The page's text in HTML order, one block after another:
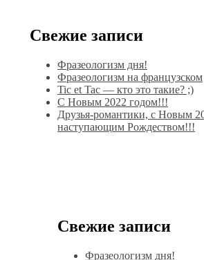
Свежие записи
Фразеологизм дня!
Фразеологизм на французском
Tic et Tac — кто это такие? ;)
С Новым 2022 годом!!!
Друзья-романтики, с Новым
наступающим Рождеством!!!
Свежие записи
Фразеологизм дня!